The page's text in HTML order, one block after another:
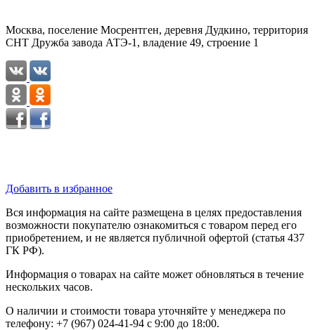
Москва, поселение Мосрентген, деревня Дудкино, территория
СНТ Дружба завода АТЭ-1, владение 49, строение 1
Добавить в избранное
Вся информация на сайте размещена в целях предоставления
возможности покупателю ознакомиться с товаром перед его
приобретением, и не является публичной офертой (статья 437
ГК РФ).
Информация о товарах на сайте может обновляться в течение
нескольких часов.
О наличии и стоимости товара уточняйте у менеджера по
телефону: +7 (967) 024-41-94 с 9:00 до 18:00.